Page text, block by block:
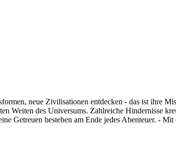
neue Zivilisationen entdecken - das ist ihre
Weiten des Universums. Zahlreiche Hindernisse
Getreuen bestehen am Ende jedes Abenteuer. -